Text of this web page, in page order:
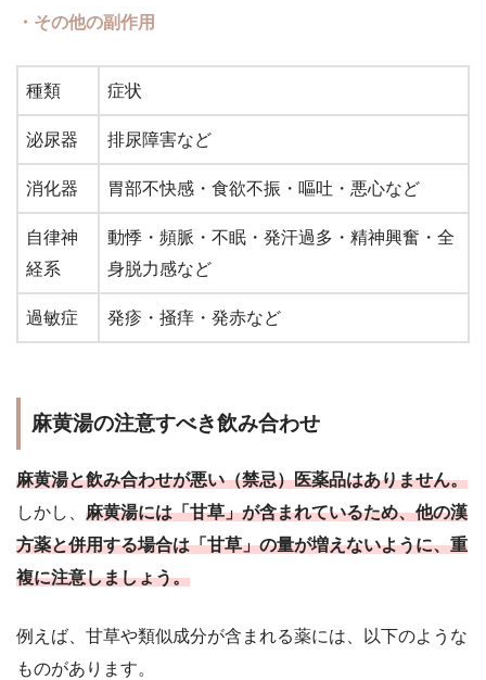
・その他の副作用
種類 症状
泌尿器 排尿障害など
消化器 胃部不快感・食欲不振・嘔吐・悪心など
自律神
経系
動悸・頻脈・不眠・発汗過多・精神興奮・全
身脱力感など
過敏症 発疹・掻痒・発赤など
麻黄湯の注意すべき飲み合わせ
麻黄湯と飲み合わせが悪い（禁忌）医薬品はありません。
しかし、 麻黄湯には「甘草」が含まれているため、他の漢
方薬と併用する場合は「甘草」の量が増えないように、重
複に注意しましょう。
例えば、甘草や類似成分が含まれる薬には、以下のような
ものがあります。